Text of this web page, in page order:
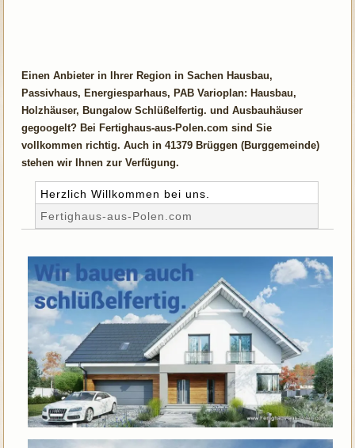
Einen Anbieter in Ihrer Region in Sachen Hausbau,
Passivhaus, Energiesparhaus, PAB Varioplan: Hausbau,
Holzhäuser, Bungalow Schlüßelfertig. und Ausbauhäuser
gegoogelt? Bei Fertighaus-aus-Polen.com sind Sie
vollkommen richtig. Auch in 41379 Brüggen (Burggemeinde)
stehen wir Ihnen zur Verfügung.
Herzlich Willkommen bei uns.
Fertighaus-aus-Polen.com